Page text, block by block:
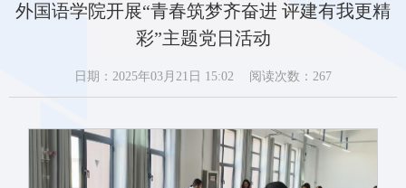
外国语学院开展“青春筑梦齐奋进 评建有我更精
彩”主题党日活动
日期：2025年03月21日 15:02 阅读次数： 267